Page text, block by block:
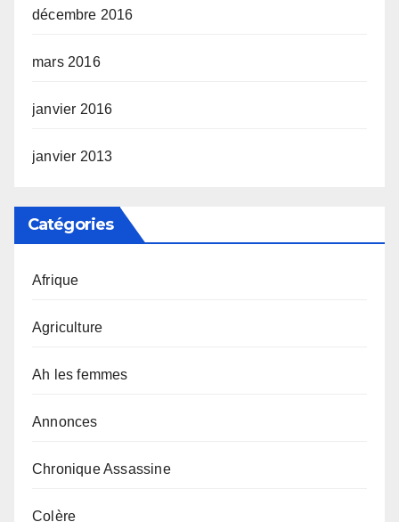
décembre 2016
mars 2016
janvier 2016
janvier 2013
Catégories
Afrique
Agriculture
Ah les femmes
Annonces
Chronique Assassine
Colère